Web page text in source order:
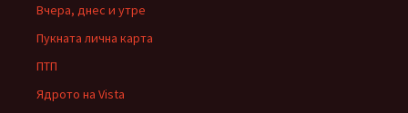
Вчера, днес и утре
Пукната лична карта
ПТП
Ядрото на Vista